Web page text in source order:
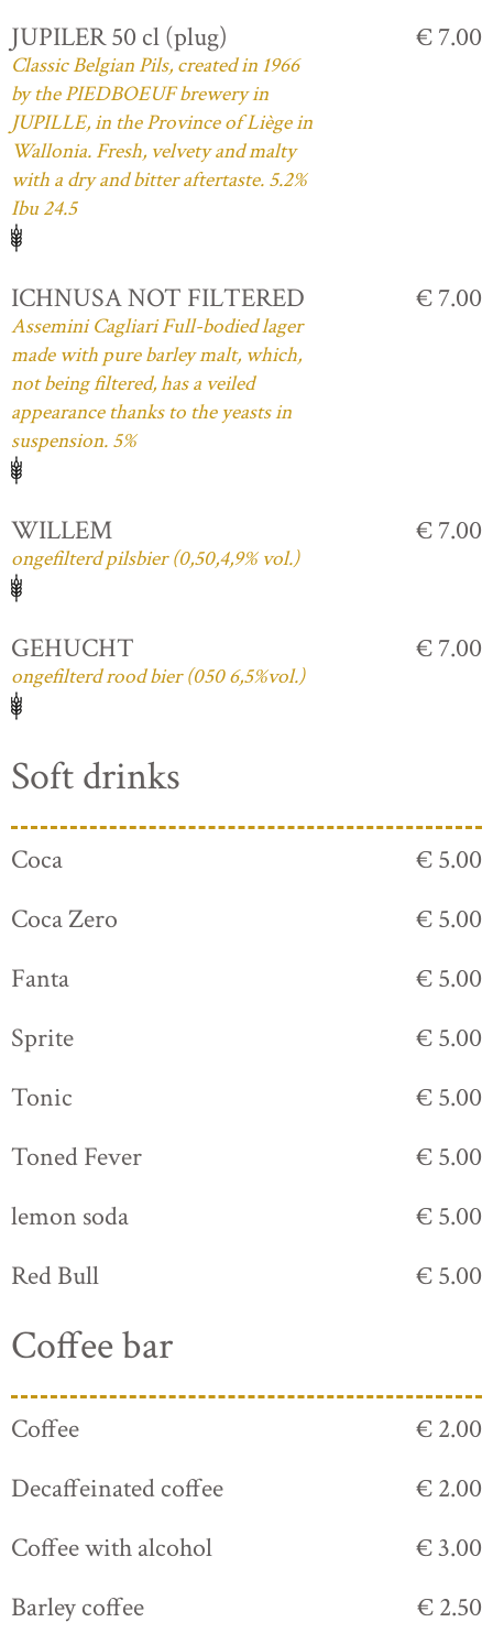
JUPILER 50 cl (plug)
Classic Belgian Pils, created in 1966
by the PIEDBOEUF brewery in
JUPILLE, in the Province of Liège in
Wallonia. Fresh, velvety and malty
with a dry and bitter aftertaste. 5.2%
Ibu 24.5
€ 7.00
ICHNUSA NOT FILTERED
Assemini Cagliari Full-bodied lager
made with pure barley malt, which,
not being filtered, has a veiled
appearance thanks to the yeasts in
suspension. 5%
€ 7.00
WILLEM
ongefilterd pilsbier (0,50,4,9% vol.)
€ 7.00
GEHUCHT
ongefilterd rood bier (050 6,5%vol.)
€ 7.00
Soft drinks
Coca
€ 5.00
Coca Zero
€ 5.00
Fanta
€ 5.00
Sprite
€ 5.00
Tonic
€ 5.00
Toned Fever
€ 5.00
lemon soda
€ 5.00
Red Bull
€ 5.00
Coffee bar
Coffee
€ 2.00
Decaffeinated coffee
€ 2.00
Coffee with alcohol
€ 3.00
Barley coffee
€ 2.50